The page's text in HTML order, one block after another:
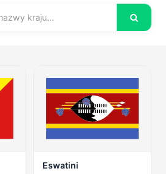
Eswatini